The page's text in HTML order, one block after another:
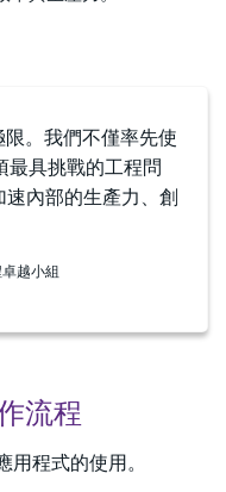
最具挑戰的工程問
內部的生產力、創
越小組
流程
用程式的使用。